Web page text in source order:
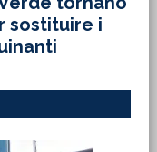
sostituire i